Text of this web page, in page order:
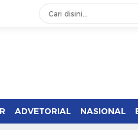
ADVETORIAL NASIONAL